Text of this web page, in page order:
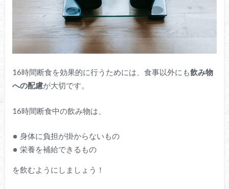
16時間断食を効果的に行うためには、食事以外にも飲み物
への配慮が大切です。
16時間断食中の飲み物は、
身体に負担が掛からないもの
栄養を補給できるもの
を飲むようにしましょう！